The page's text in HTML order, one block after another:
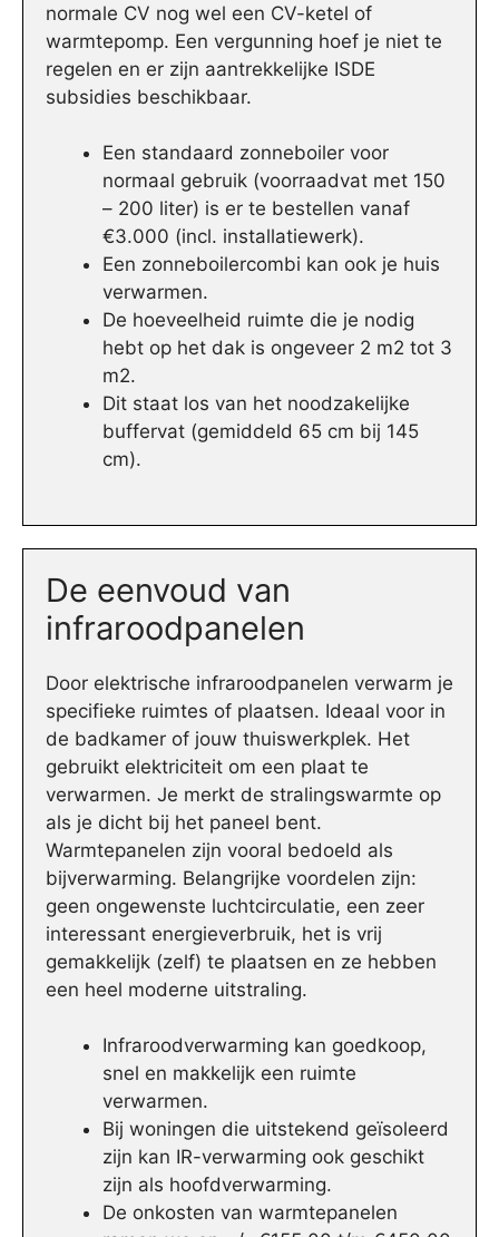
normale CV nog wel een CV-ketel of
warmtepomp. Een vergunning hoef je niet te
regelen en er zijn aantrekkelijke ISDE
subsidies beschikbaar.
Een standaard zonneboiler voor
normaal gebruik (voorraadvat met 150
– 200 liter) is er te bestellen vanaf
€3.000 (incl. installatiewerk).
Een zonneboilercombi kan ook je huis
verwarmen.
De hoeveelheid ruimte die je nodig
hebt op het dak is ongeveer 2 m2 tot 3
m2.
Dit staat los van het noodzakelijke
buffervat (gemiddeld 65 cm bij 145
cm).
De eenvoud van
infraroodpanelen
Door elektrische infraroodpanelen verwarm je
specifieke ruimtes of plaatsen. Ideaal voor in
de badkamer of jouw thuiswerkplek. Het
gebruikt elektriciteit om een plaat te
verwarmen. Je merkt de stralingswarmte op
als je dicht bij het paneel bent.
Warmtepanelen zijn vooral bedoeld als
bijverwarming. Belangrijke voordelen zijn:
geen ongewenste luchtcirculatie, een zeer
interessant energieverbruik, het is vrij
gemakkelijk (zelf) te plaatsen en ze hebben
een heel moderne uitstraling.
Infraroodverwarming kan goedkoop,
snel en makkelijk een ruimte
verwarmen.
Bij woningen die uitstekend geïsoleerd
zijn kan IR-verwarming ook geschikt
zijn als hoofdverwarming.
De onkosten van warmtepanelen